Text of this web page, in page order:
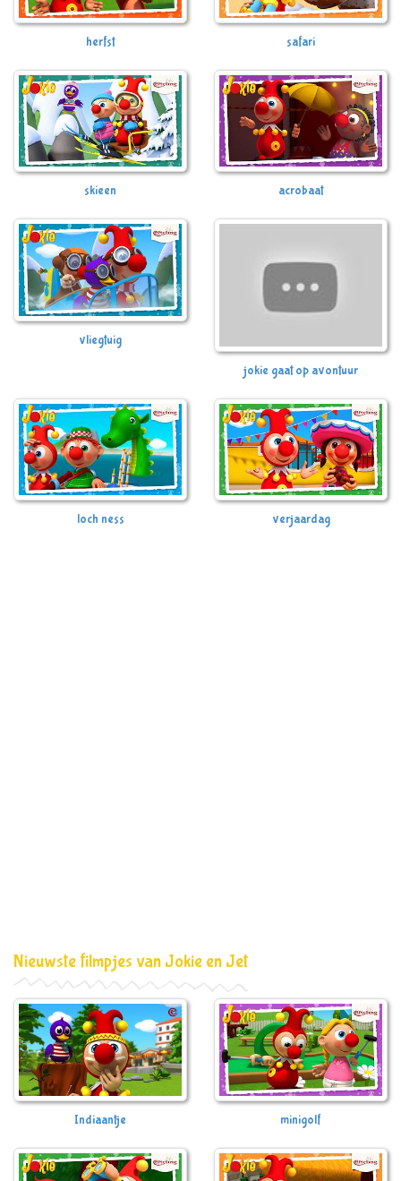
herfst safari
skieen acrobaat
vliegtuig
jokie gaat op avontuur
loch ness verjaardag
Nieuwste filmpjes van Jokie en Jet
Indiaantje minigolf